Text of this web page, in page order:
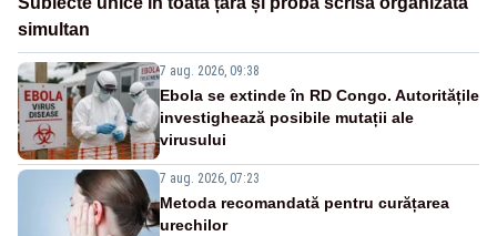
simultan
7 aug. 2026, 09:38
Ebola se extinde în RD Congo. Autoritățile
investighează posibile mutații ale
virusului
7 aug. 2026, 07:23
Metoda recomandată pentru curățarea
urechilor